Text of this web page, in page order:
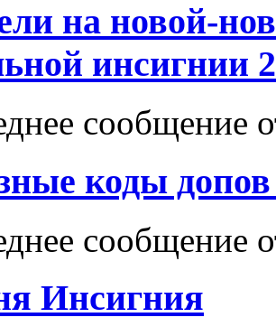
на новой-
инсигнии
сообщение
коды
сообщение
Инсигния